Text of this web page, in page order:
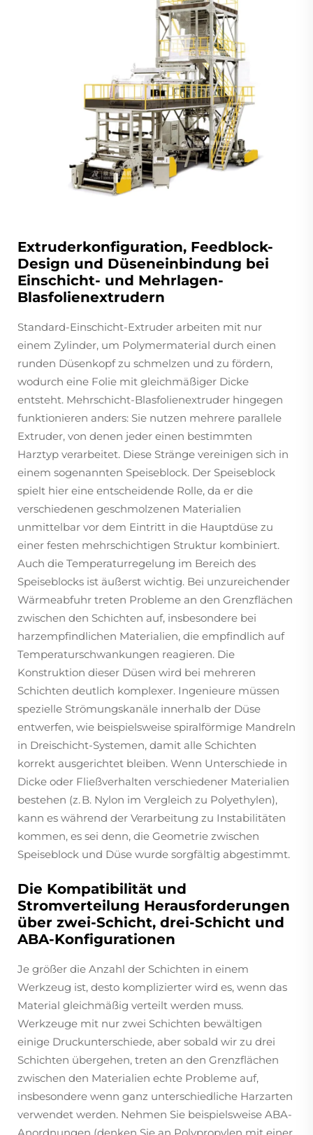
Extruderkonfiguration, Feedblock-
Design und Düseneinbindung bei
Einschicht- und Mehrlagen-
Blasfolienextrudern
Standard-Einschicht-Extruder arbeiten mit nur
einem Zylinder, um Polymermaterial durch einen
runden Düsenkopf zu schmelzen und zu fördern,
wodurch eine Folie mit gleichmäßiger Dicke
entsteht. Mehrschicht-Blasfolienextruder hingegen
funktionieren anders: Sie nutzen mehrere parallele
Extruder, von denen jeder einen bestimmten
Harztyp verarbeitet. Diese Stränge vereinigen sich in
einem sogenannten Speiseblock. Der Speiseblock
spielt hier eine entscheidende Rolle, da er die
verschiedenen geschmolzenen Materialien
unmittelbar vor dem Eintritt in die Hauptdüse zu
einer festen mehrschichtigen Struktur kombiniert.
Auch die Temperaturregelung im Bereich des
Speiseblocks ist äußerst wichtig. Bei unzureichender
Wärmeabfuhr treten Probleme an den Grenzflächen
zwischen den Schichten auf, insbesondere bei
harzempfindlichen Materialien, die empfindlich auf
Temperaturschwankungen reagieren. Die
Konstruktion dieser Düsen wird bei mehreren
Schichten deutlich komplexer. Ingenieure müssen
spezielle Strömungskanäle innerhalb der Düse
entwerfen, wie beispielsweise spiralförmige Mandreln
in Dreischicht-Systemen, damit alle Schichten
korrekt ausgerichtet bleiben. Wenn Unterschiede in
Dicke oder Fließverhalten verschiedener Materialien
bestehen (z. B. Nylon im Vergleich zu Polyethylen),
kann es während der Verarbeitung zu Instabilitäten
kommen, es sei denn, die Geometrie zwischen
Speiseblock und Düse wurde sorgfältig abgestimmt.
Die Kompatibilität und
Stromverteilung Herausforderungen
über zwei-Schicht, drei-Schicht und
ABA-Konfigurationen
Je größer die Anzahl der Schichten in einem
Werkzeug ist, desto komplizierter wird es, wenn das
Material gleichmäßig verteilt werden muss.
Werkzeuge mit nur zwei Schichten bewältigen
einige Druckunterschiede, aber sobald wir zu drei
Schichten übergehen, treten an den Grenzflächen
zwischen den Materialien echte Probleme auf,
insbesondere wenn ganz unterschiedliche Harzarten
verwendet werden. Nehmen Sie beispielsweise ABA-